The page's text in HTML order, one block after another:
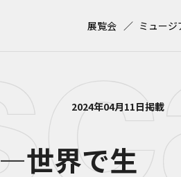
展覧会 ミュージ
2024年04月11日掲載
世界で生